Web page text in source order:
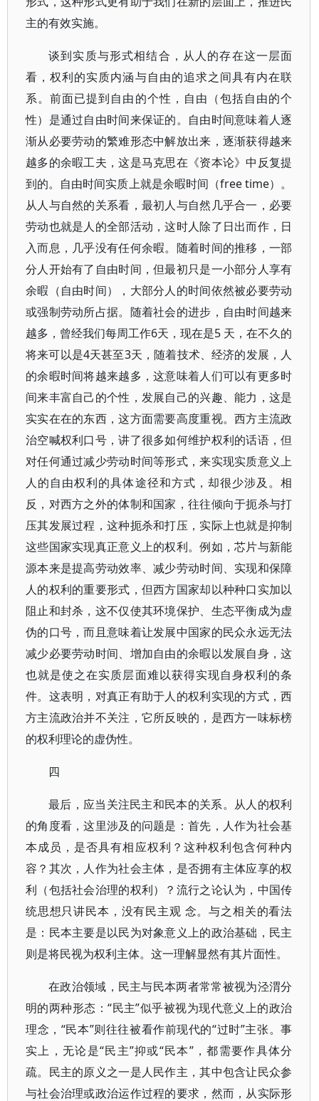
主的有效实施。
谈到实质与形式相结合，从人的存在这一层面
看，权利的实质内涵与自由的追求之间具有内在联
系。前面已提到自由的个性，自由（包括自由的个
性）是通过自由时间来保证的。自由时间意味着人逐
渐从必要劳动的繁难形态中解放出来，逐渐获得越来
越多的余暇工夫，这是马克思在《资本论》中反复提
到的。自由时间实质上就是余暇时间（free time）。
从人与自然的关系看，最初人与自然几乎合一，必要
劳动也就是人的全部活动，这时人除了日出而作，日
入而息，几乎没有任何余暇。随着时间的推移，一部
分人开始有了自由时间，但最初只是一小部分人享有
余暇（自由时间），大部分人的时间依然被必要劳动
或强制劳动所占据。随着社会的进步，自由时间越来
越多，曾经我们每周工作6天，现在是5 天，在不久的
将来可以是4天甚至3天，随着技术、经济的发展，人
的余暇时间将越来越多，这意味着人们可以有更多时
间来丰富自己的个性，发展自己的兴趣、能力，这是
实实在在的东西，这方面需要高度重视。西方主流政
治空喊权利口号，讲了很多如何维护权利的话语，但
对任何通过减少劳动时间等形式，来实现实质意义上
人的自由权利的具体途径和方式，却很少涉及。相
反，对西方之外的体制和国家，往往倾向于扼杀与打
压其发展过程，这种扼杀和打压，实际上也就是抑制
这些国家实现真正意义上的权利。例如，芯片与新能
源本来是提高劳动效率、减少劳动时间、实现和保障
人的权利的重要形式，但西方国家却以种种口实加以
阻止和封杀，这不仅使其环境保护、生态平衡成为虚
伪的口号，而且意味着让发展中国家的民众永远无法
减少必要劳动时间、增加自由的余暇以发展自身，这
也就是使之在实质层面难以获得实现自身权利的条
件。这表明，对真正有助于人的权利实现的方式，西
方主流政治并不关注，它所反映的，是西方一味标榜
的权利理论的虚伪性。
四
最后，应当关注民主和民本的关系。从人的权利
的角度看，这里涉及的问题是：首先，人作为社会基
本成员，是否具有相应权利？这种权利包含何种内
容？其次，人作为社会主体，是否拥有主体应享的权
利（包括社会治理的权利）？流行之论认为，中国传
统思想只讲民本，没有民主观 念。与之相关的看法
是：民本主要是以民为对象意义上的政治基础，民主
则是将民视为权利主体。这一理解显然有其片面性。
在政治领域，民主与民本两者常常被视为泾渭分
明的两种形态：“民主”似乎被视为现代意义上的政治
理念，“民本”则往往被看作前现代的“过时”主张。事
实上，无论是“民主”抑或“民本”，都需要作具体分
疏。民主的原义之一是人民作主，其中包含让民众参
与社会治理或政治运作过程的要求，然而，从实际形